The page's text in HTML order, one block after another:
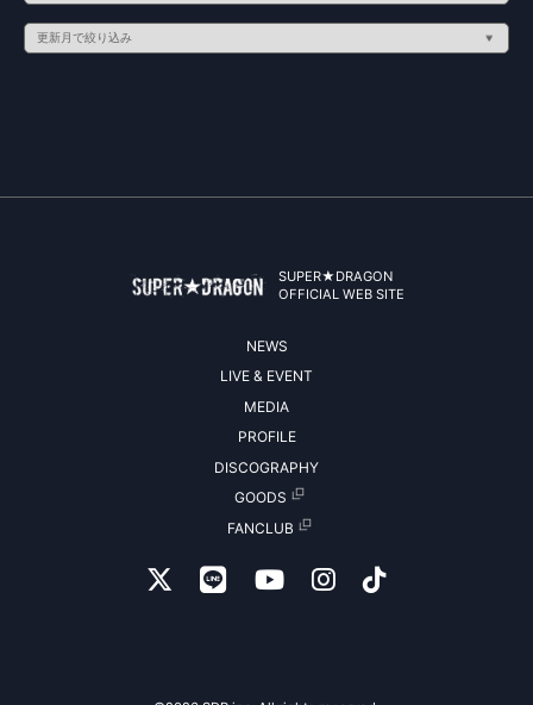
SUPER★DRAGON
OFFICIAL WEB SITE
NEWS
LIVE & EVENT
MEDIA
PROFILE
DISCOGRAPHY
GOODS
FANCLUB